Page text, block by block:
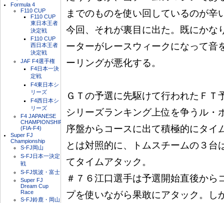
Formula 4
F110 CUP
F110 CUP
東日本王者
決定戦
F110 CUP
西日本王者
決定戦
JAF F4選手権
F4日本一決
定戦
F4東日本シ
リーズ
F4西日本シ
リーズ
F4 JAPANESE
CHAMPIONSHIP
(FIA-F4)
Super FJ
Championship
S-FJ岡山
S-FJ日本一決定
戦
S-FJ筑波・富士
Super FJ
Dream Cup
Race
S-FJ鈴鹿・岡山
までのものを使い回しているのが辛
今回、それが裏目に出た。既にかな
ーターがレースウィークになって音
ーリングが悪化する。
ＧＴの予選に先駆けて行われたＦＴ
シリーズランキング上位を争うル・
序盤からコースに出て積極的にタイ
とは対照的に、トムスチームの３台
てタイムアタック。
＃７６江口選手は予選開始直後から
プを使いながら果敢にアタック。し